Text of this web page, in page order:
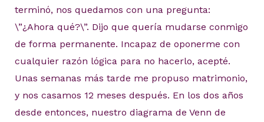
terminó, nos quedamos con una pregunta:
\”¿Ahora qué?\”. Dijo que quería mudarse conmigo
de forma permanente. Incapaz de oponerme con
cualquier razón lógica para no hacerlo, acepté.
Unas semanas más tarde me propuso matrimonio,
y nos casamos 12 meses después. En los dos años
desde entonces, nuestro diagrama de Venn de